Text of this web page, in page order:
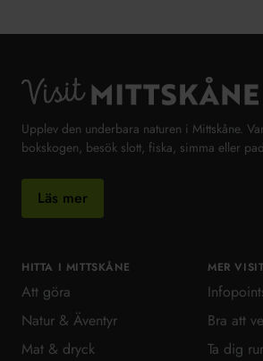
Upplev den underbara naturen i Mittskåne.
bokskogen, besök slott, fiska, simma eller
Läs mer
HITTA I MITTSKÅNE
Att göra
Natur & Äventyr
Mat & dryck
MER
Bra att
Ta dig